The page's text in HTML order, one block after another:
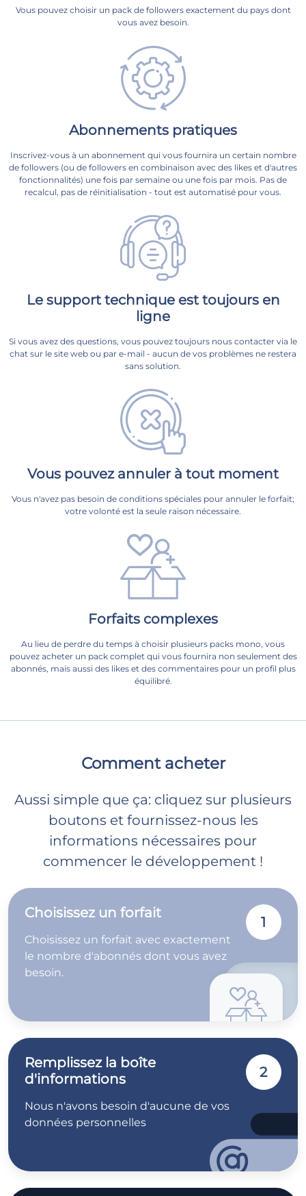
Vous pouvez choisir un pack de followers exactement du pays dont
vous avez besoin.
Abonnements pratiques
Inscrivez-vous à un abonnement qui vous fournira un certain nombre
de followers (ou de followers en combinaison avec des likes et d'autres
fonctionnalités) une fois par semaine ou une fois par mois. Pas de
recalcul, pas de réinitialisation - tout est automatisé pour vous.
Le support technique est toujours en
ligne
Si vous avez des questions, vous pouvez toujours nous contacter via le
chat sur le site web ou par e-mail - aucun de vos problèmes ne restera
sans solution.
Vous pouvez annuler à tout moment
Vous n'avez pas besoin de conditions spéciales pour annuler le forfait;
votre volonté est la seule raison nécessaire.
Forfaits complexes
Au lieu de perdre du temps à choisir plusieurs packs mono, vous
pouvez acheter un pack complet qui vous fournira non seulement des
abonnés, mais aussi des likes et des commentaires pour un profil plus
équilibré.
Comment acheter
Aussi simple que ça: cliquez sur plusieurs
boutons et fournissez-nous les
informations nécessaires pour
commencer le développement !
Choisissez un forfait
Choisissez un forfait avec exactement
le nombre d'abonnés dont vous avez
besoin.
1
Remplissez la boîte
d'informations
Nous n'avons besoin d'aucune de vos
données personnelles
2